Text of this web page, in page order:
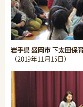
岩手県 盛岡市 下太田保
（2019年11月15日）